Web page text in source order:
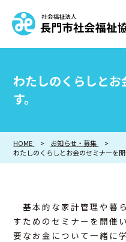
相
利
わたしのくらしと
す。
HOME
お知らせ・募集
わたしのくらしとお金のセミナーを開
基本的な家計管理や暮
すためのセミナーを開催
要なお金について一緒に